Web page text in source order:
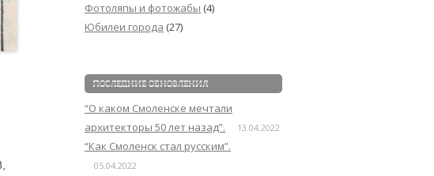
Фотоляпы и фотожабы (4)
Юбилеи города (27)
ПОСЛЕДНИЕ ОБНОВЛЕНИЯ
“О каком Смоленске мечтали
архитекторы 50 лет назад”.
13.04.2022
“Как Смоленск стал русским”.
05.04.2022